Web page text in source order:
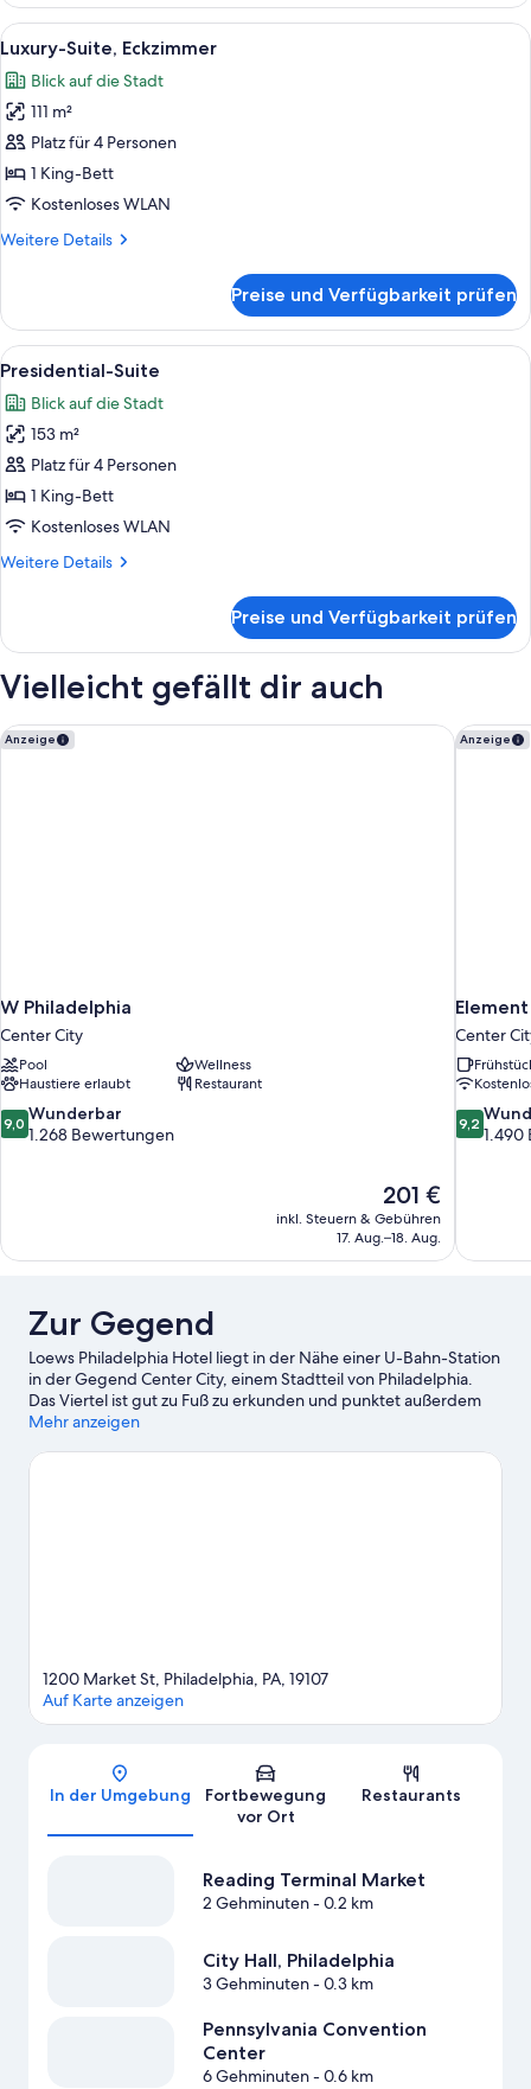
Alle
Fotos
für
Luxury-
Suite,
Eckzimmer
anzeigen
Ein Hotelzimmer mit einem großen
5
Luxury-Suite, Eckzimmer
Blick auf die Stadt
111 m²
Platz für 4 Personen
1 King-Bett
Kostenloses WLAN
Weitere Details
Weitere
Suite,
Eckzimmer
Preise und Verfügbarkeit prüfen
Alle
Fotos
für
Presidential-
Suite
anzeigen
Ein modernes Wohnzimmer mit
9
Presidential-Suite
Blick auf die Stadt
153 m²
Platz für 4 Personen
1 King-Bett
Kostenloses WLAN
Weitere Details
Weitere
Suite
Preise und Verfügbarkeit prüfen
Vielleicht gefällt dir auch
Anzeige
W Philadelphia
Center City
Pool
Wellness
Haustiere erlaubt
Restaurant
9.0
von
9,0 Wunderbar
1.268 Bewertungen
Der
Preis
beträgt
201 €
inkl. Steuern & Gebühren
17. Aug.–18. Aug.
W Philadelphia Anzeige
Center
9.2
von
9,2
1.490
Zur Gegend
Loews Philadelphia Hotel liegt in der Nähe einer U-Bahn-Station
in der Gegend Center City, einem Stadtteil von Philadelphia.
Das Viertel ist gut zu Fuß zu erkunden und punktet außerdem
mit tollen Einkaufsmöglichkeiten. National Constitution Center
folgende Sehenswürdigkeiten fast schon als Wahrzeichen
Mehr anzeigen
Karte
1200 Market St, Philadelphia, PA, 19107
Auf Karte anzeigen
In der Umgebung
Fortbewegung
vor Ort
Restaurants
Reading Terminal Market
2 Gehminuten- 0.2 km
City Hall, Philadelphia
3 Gehminuten- 0.3 km
Pennsylvania Convention
Center
6 Gehminuten- 0.6 km